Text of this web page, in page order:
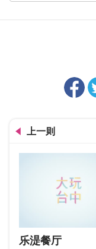
上一则
乐湜餐厅